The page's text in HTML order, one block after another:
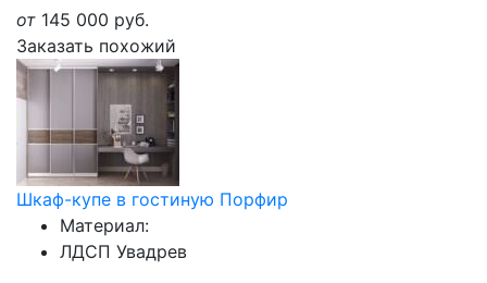
от 145 000 руб.
Заказать похожий
Шкаф-купе в гостиную Порфир
Материал:
ЛДСП Увадрев